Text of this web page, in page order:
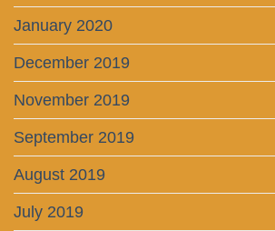
January 2020
December 2019
November 2019
September 2019
August 2019
July 2019